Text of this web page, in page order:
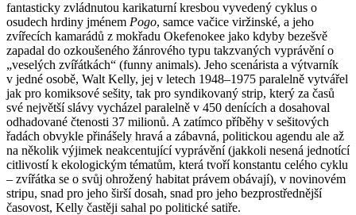
fantasticky zvládnutou karikaturní kresbou vyvedený cyklus o
osudech hrdiny jménem Pogo, samce vačice viržinské, a jeho
zvířecích kamarádů z mokřadu Okefenokee jako kdyby bezešvě
zapadal do ozkoušeného žánrového typu takzvaných vyprávění o
„veselých zvířátkách“ (funny animals). Jeho scenárista a výtvarník
v jedné osobě, Walt Kelly, jej v letech 1948–1975 paralelně vytvářel
jak pro komiksové sešity, tak pro syndikovaný strip, který za časů
své největší slávy vycházel paralelně v 450 denících a dosahoval
odhadované čtenosti 37 milionů. A zatímco příběhy v sešitových
řadách obvykle přinášely hravá a zábavná, politickou agendu ale až
na několik výjimek neakcentující vyprávění (jakkoli nesená jednotící
citlivostí k ekologickým tématům, která tvoří konstantu celého cyklu
– zvířátka se o svůj ohrožený habitat právem obávají), v novinovém
stripu, snad pro jeho širší dosah, snad pro jeho bezprostřednější
časovost, Kelly častěji sahal po politické satiře.